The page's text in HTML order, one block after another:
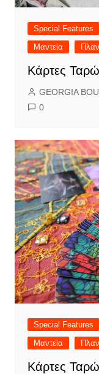
Special Features
Μαντεία
Κάρτες
GEORGIA
0
Special Features
Μαντεία
Κάρτες